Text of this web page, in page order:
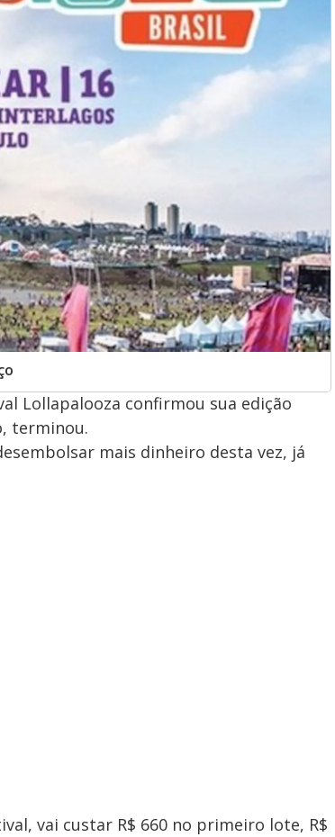
Lollapalooza confirmou sua edição
terminou.
mais dinheiro desta vez, já
vai custar R$ 660 no primeiro lote, R$